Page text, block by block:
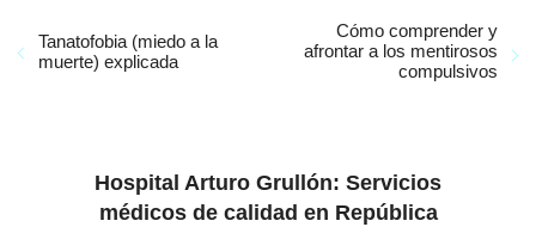
Tanatofobia (miedo a la
muerte) explicada
Cómo comprender y
afrontar a los mentirosos
compulsivos
Hospital Arturo Grullón: Servicios
médicos de calidad en República